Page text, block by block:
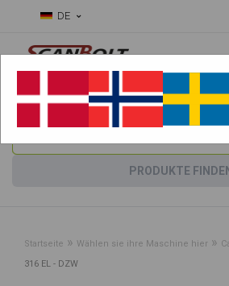
DE
Benötigen Sie Hilfe bei
PRODUKTE
Startseite » Wählen sie ihre Maschine hier »
316 EL - DZW